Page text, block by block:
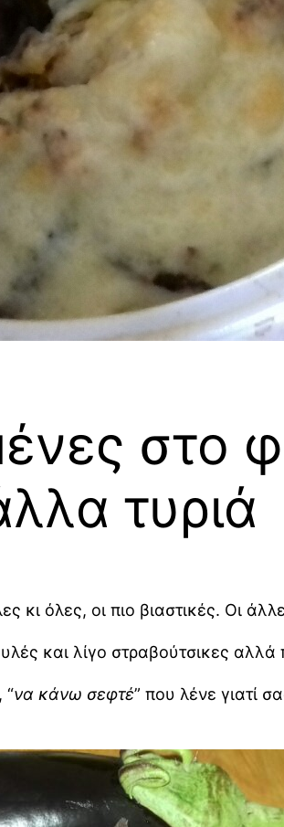
στο
τυριά
κι όλες, οι πιο βιαστικές. Οι
και λίγο στραβούτσικες αλλά
“να κάνω σεφτέ” που λένε γιατί